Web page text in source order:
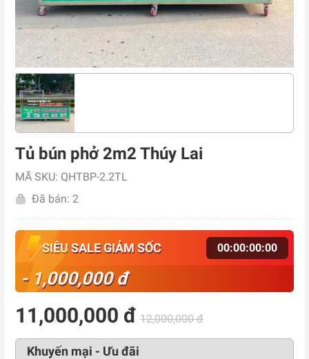
Tủ bún phở 2m2 Thúy Lai
MÃ SKU: QHTBP-2.2TL
Đã bán: 2
SIÊU SALE GIẢM SỐC 00:00:00:00
- 1,000,000 đ
11,000,000 đ 12,000,000 đ
Khuyến mại - Ưu đãi